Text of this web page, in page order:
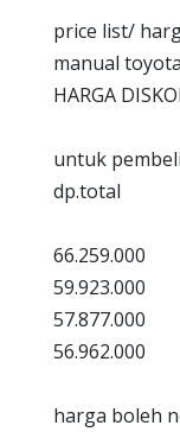
price list/
manual
HARGA
untuk
dp.total
harga boleh